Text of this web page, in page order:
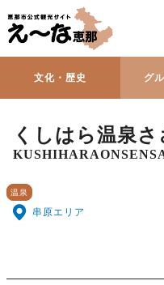
文化・歴史 グ
くしはら温泉
温泉
串原エリア